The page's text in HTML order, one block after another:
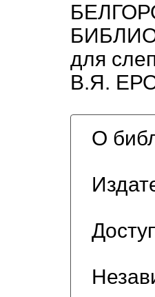
для
В.Я.
О